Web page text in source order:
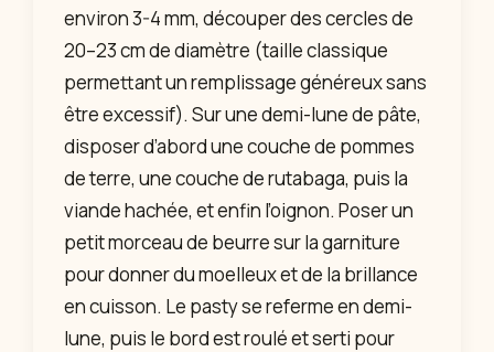
environ 3-4 mm, découper des cercles de
20–23 cm de diamètre (taille classique
permettant un remplissage généreux sans
être excessif). Sur une demi-lune de pâte,
disposer d’abord une couche de pommes
de terre, une couche de rutabaga, puis la
viande hachée, et enfin l’oignon. Poser un
petit morceau de beurre sur la garniture
pour donner du moelleux et de la brillance
en cuisson. Le pasty se referme en demi-
lune, puis le bord est roulé et serti pour